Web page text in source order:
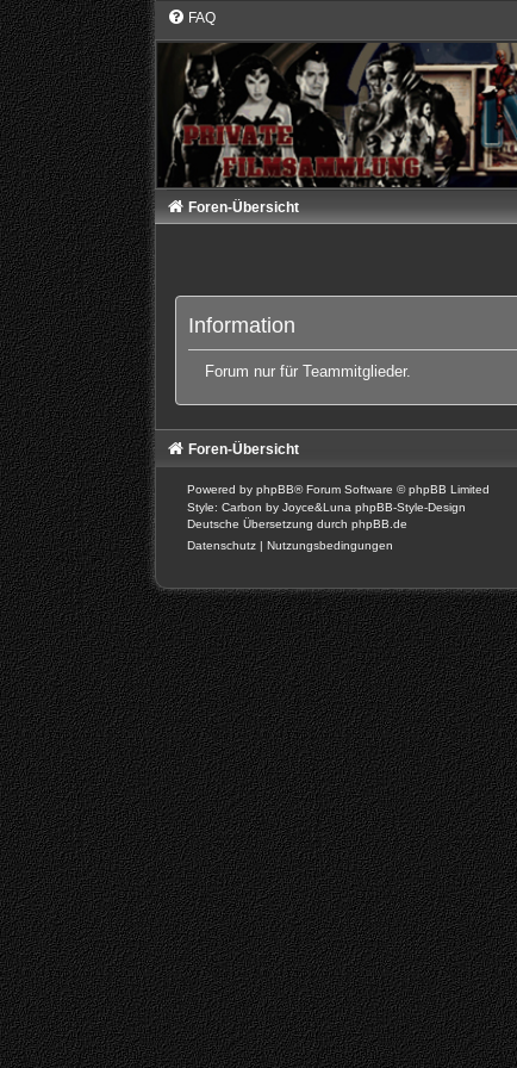
FAQ
Foren-Übersicht
Information
Forum nur für Teammitglieder.
Foren-Übersicht
Powered by phpBB® Forum Software © phpBB Limited
Style: Carbon by Joyce&Luna phpBB-Style-Design
Deutsche Übersetzung durch phpBB.de
Datenschutz | Nutzungsbedingungen